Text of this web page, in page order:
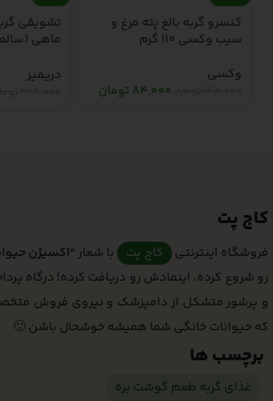
کنسرو گربه بالغ پته مرغ و
سیب وکسی 110 گرم
وکسی
84,000 تومان
تشویقی
دریمیز
کاج پت
فروشگاه اینترنتی کاج پت با شعار“اکسیژن
رو شروع کرده، اینمادش رو دریافت کرده! درگاه
و پرشور متشکل از دامپزشک و نیروی فروش
که حیوانات خانگی شما همیشه خوشحال باشن 🙂
برچسب ها
غذای گربه طعم گوشت بره